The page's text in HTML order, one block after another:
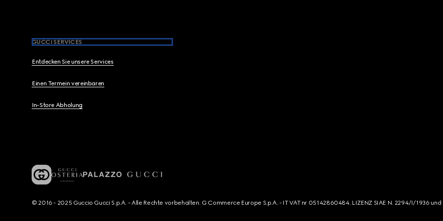
GUCCI SERVICES
Entdecken Sie unsere Services
Einen Termein vereinbaren
In-Store Abholung
© 2016 - 2025 Guccio Gucci S.p.A. - Alle Rechte vorbehalten. G Commerce Europe S.p.A. - IT VAT nr 05142860484. LIZENZ SIAE N. 2294/I/1936